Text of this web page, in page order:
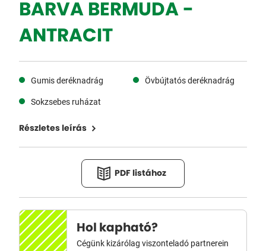
BARVA BERMUDA -
ANTRACIT
Gumis deréknadrág
Övbújtatós deréknadrág
Sokzsebes ruházat
Részletes leírás
PDF listához
Hol kapható?
Cégünk kizárólag viszonteladó partnerein